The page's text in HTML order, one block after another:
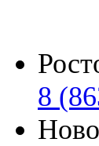
8